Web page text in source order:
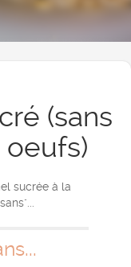
(sans
sucrée à la